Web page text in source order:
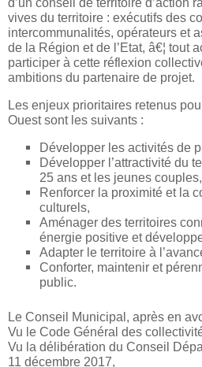
vives du territoire : exécutifs des
intercommunalités, opérateurs et
de la Région et de l’Etat, â€¦ tout
participer à cette réflexion
ambitions du partenaire de projet.
Les enjeux prioritaires retenus
Ouest sont les suivants :
Développer les activités de
Développer l’attractivité du
25 ans et les jeunes couples,
Renforcer la proximité et la
culturels,
Aménager des territoires
énergie positive et
Adapter le territoire à
Conforter, maintenir et
public.
Le Conseil Municipal, après en
Vu le Code Général des
Vu la délibération du Conseil
11 décembre 2017,